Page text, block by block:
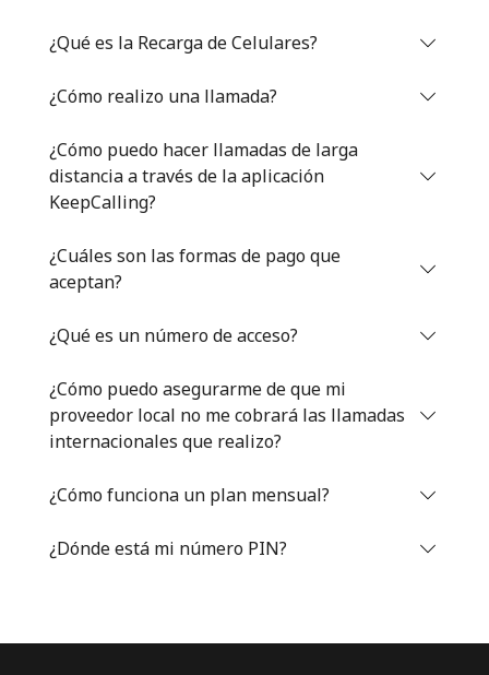
¿Olvidaste tu contraseña? →
Iniciar Sesión
¿Qué es la Recarga de Celulares?
¿Cómo realizo una llamada?
¿Cómo puedo hacer llamadas de larga
distancia a través de la aplicación
KeepCalling?
¿Cuáles son las formas de pago que
aceptan?
¿Qué es un número de acceso?
¿Cómo puedo asegurarme de que mi
proveedor local no me cobrará las llamadas
internacionales que realizo?
¿Cómo funciona un plan mensual?
¿Dónde está mi número PIN?